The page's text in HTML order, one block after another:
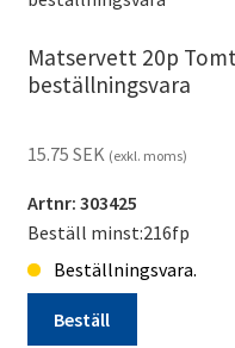
beställningsvara
Matservett 20p
beställningsvara
15.75 SEK (exkl. moms)
Artnr: 303425
Beställ minst:216fp
Beställningsvara.
Beställ